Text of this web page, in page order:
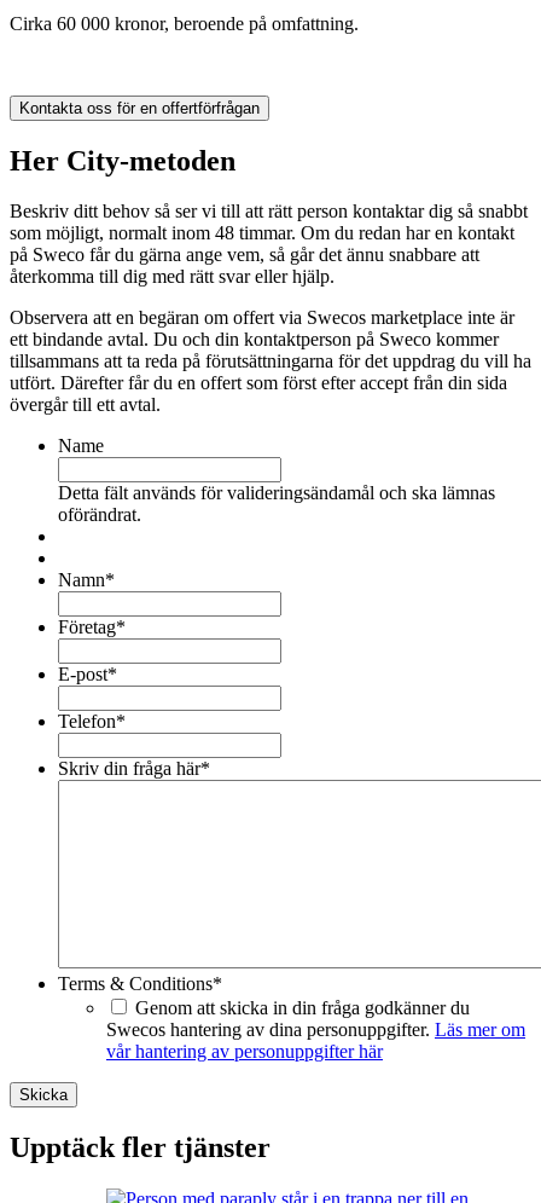
Cirka 60 000 kronor, beroende på omfattning.
Kontakta oss för en offertförfrågan
Her City-metoden
Beskriv ditt behov så ser vi till att rätt person kontaktar dig så snabbt
som möjligt, normalt inom 48 timmar. Om du redan har en kontakt
på Sweco får du gärna ange vem, så går det ännu snabbare att
återkomma till dig med rätt svar eller hjälp.
Observera att en begäran om offert via Swecos marketplace inte är
ett bindande avtal. Du och din kontaktperson på Sweco kommer
tillsammans att ta reda på förutsättningarna för det uppdrag du vill ha
utfört. Därefter får du en offert som först efter accept från din sida
övergår till ett avtal.
Name
Detta fält används för valideringsändamål och ska lämnas
oförändrat.
Namn*
Företag*
E-post*
Telefon*
Skriv din fråga här*
Terms & Conditions*
Genom att skicka in din fråga godkänner du
Swecos hantering av dina personuppgifter. Läs mer om
vår hantering av personuppgifter här
Skicka
Upptäck fler tjänster